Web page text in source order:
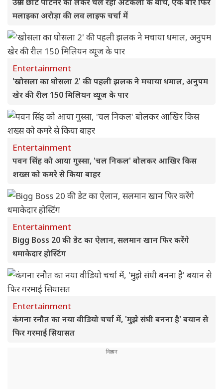
मलाइका अरोड़ा की लव लाइफ चर्चा में
Entertainment
'खोसला का घोसला 2' की पहली झलक ने मचाया धमाल, अनुपम
खेर की रील 150 मिलियन व्यूज के पार
Entertainment
पवन सिंह को आया गुस्सा, 'चल निकल' बोलकर आखिर किस
शख्स को कमरे से किया बाहर
Entertainment
Bigg Boss 20 की डेट का ऐलान, सलमान खान फिर करेंगे
धमाकेदार होस्टिंग
Entertainment
कंगना रनौत का नया वीडियो चर्चा में, 'मुझे संघी बनना है' बयान से
फिर गरमाई सियासत